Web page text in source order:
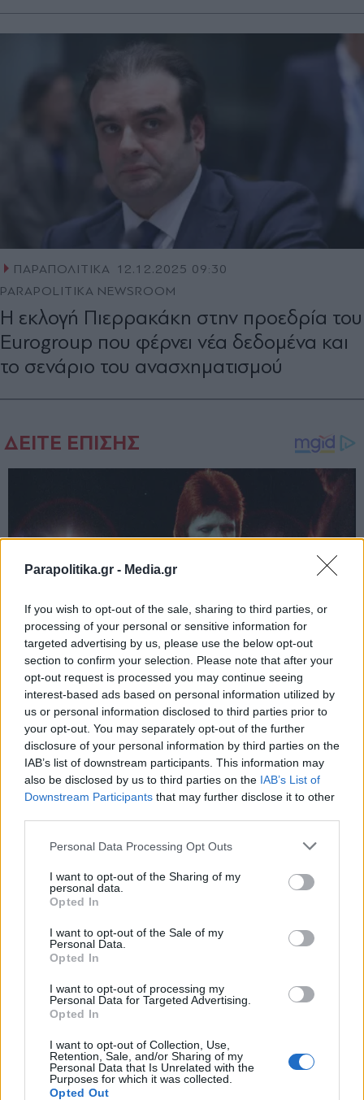
Parapolitika.gr - Media.gr
If you wish to opt-out of the sale, sharing to third parties, or
processing of your personal or sensitive information for
targeted advertising by us, please use the below opt-out
section to confirm your selection. Please note that after your
opt-out request is processed you may continue seeing
interest-based ads based on personal information utilized by
us or personal information disclosed to third parties prior to
your opt-out. You may separately opt-out of the further
disclosure of your personal information by third parties on the
IAB’s list of downstream participants. This information may
also be disclosed by us to third parties on the IAB’s List of
Downstream Participants that may further disclose it to other
Personal Data Processing Opt Outs
I want to opt-out of the Sharing of my
personal data.
Opted In
I want to opt-out of the Sale of my
Personal Data.
Opted In
I want to opt-out of processing my
Personal Data for Targeted Advertising.
Opted In
I want to opt-out of Collection, Use,
Retention, Sale, and/or Sharing of my
Personal Data that Is Unrelated with the
Purposes for which it was collected.
Opted Out
ΠΑΡΑΠΟΛΙΤΙΚΑ 12.12.2025 09:30
PARAPOLITIKA NEWSROOM
Η εκλογή Πιερρακάκη στην προεδρία του
Eurogroup που φέρνει νέα δεδομένα και
το σενάριο του ανασχηματισμού
Εγγραφή στο newsletter
Αποδέχομαι τους
και την πολιτική απορρήτου
X